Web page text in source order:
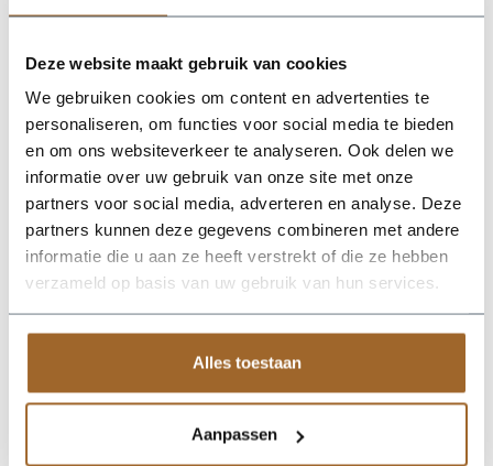
Deze website maakt gebruik van cookies
We gebruiken cookies om content en advertenties te
personaliseren, om functies voor social media te bieden
en om ons websiteverkeer te analyseren. Ook delen we
informatie over uw gebruik van onze site met onze
partners voor social media, adverteren en analyse. Deze
partners kunnen deze gegevens combineren met andere
informatie die u aan ze heeft verstrekt of die ze hebben
verzameld op basis van uw gebruik van hun services.
Alles toestaan
Aanpassen
Plantenbak RAL 7022 Ombergrijs
Plantenbak RAL 7006 Beigegrijs
Plantenbak RAL 6013 Rietgroen
Plantenbak RAL 7031 Blauwgrijs
Plantenbak RAL 8004 Koperbruin
Plantenbak RAL 8019 Grijsbruin
Plantenbak RAL 8024 Beigebruin
Plantenbak RAL 1014 Ivoorkleurig
Plantenbak RAL 1019 Grijsbeige
Plantenbak RAL 3007 Zwartrood
Plantenbak RAL 3015 Lichtroze
Plantenbak RAL 4004 Bordeauxpaars
Plantenbak RAL 6004 Blauwgroen
Plantenbak RAL 6021 Bleekgroen
Plantenbak RAL 7030 Steengrijs
Plantenbak RAL 7039 Kwartsgrijs
Levertijd 5 tot 6 weken. Prijs gelijk aan standaardkleuren.